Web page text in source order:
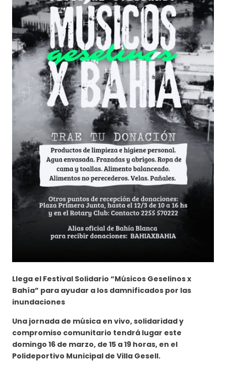
Llega el Festival Solidario “Músicos Geselinos x
Bahía” para ayudar a los damnificados por las
inundaciones
Una jornada de música en vivo, solidaridad y
compromiso comunitario tendrá lugar este
domingo 16 de marzo, de 15 a 19 horas, en el
Polideportivo Municipal de Villa Gesell.